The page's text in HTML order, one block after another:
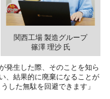
関西工場 製造グループ
篠澤 理沙 氏
発生した際、そのことを知ら
、結果的に廃棄になることが
した無駄を回避できます」